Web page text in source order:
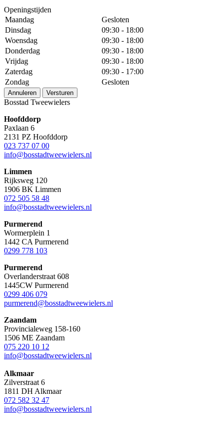
Openingstijden
Maandag
Gesloten
Dinsdag
09:30 - 18:00
Woensdag
09:30 - 18:00
Donderdag
09:30 - 18:00
Vrijdag
09:30 - 18:00
Zaterdag
09:30 - 17:00
Zondag
Gesloten
Annuleren Versturen
Bosstad Tweewielers
Hoofddorp
Paxlaan 6
2131 PZ Hoofddorp
023 737 07 00
info@bosstadtweewielers.nl
Limmen
Rijksweg 120
1906 BK Limmen
072 505 58 48
info@bosstadtweewielers.nl
Purmerend
Wormerplein 1
1442 CA Purmerend
0299 778 103
Purmerend
Overlanderstraat 608
1445CW Purmerend
0299 406 079
purmerend@bosstadtweewielers.nl
Zaandam
Provincialeweg 158-160
1506 ME Zaandam
075 220 10 12
info@bosstadtweewielers.nl
Alkmaar
Zilverstraat 6
1811 DH Alkmaar
072 582 32 47
info@bosstadtweewielers.nl